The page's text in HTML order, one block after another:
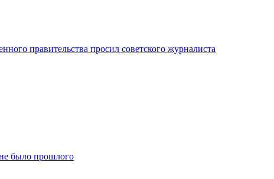
правительства просил советского журналиста
было прошлого